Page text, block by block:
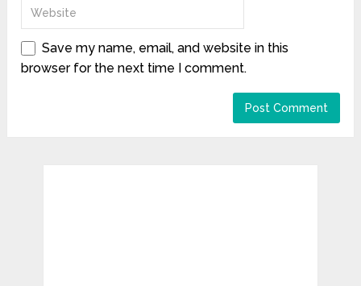
Save my name, email, and website in this
browser for the next time I comment.